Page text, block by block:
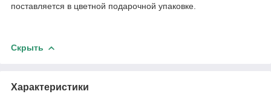
поставляется в цветной подарочной упаковке.
Скрыть
Характеристики